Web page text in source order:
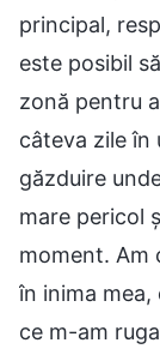
principal,
este posibil
zonă pentru
câteva zile în
găzduire
mare pericol
moment. Am
în inima
ce m-am